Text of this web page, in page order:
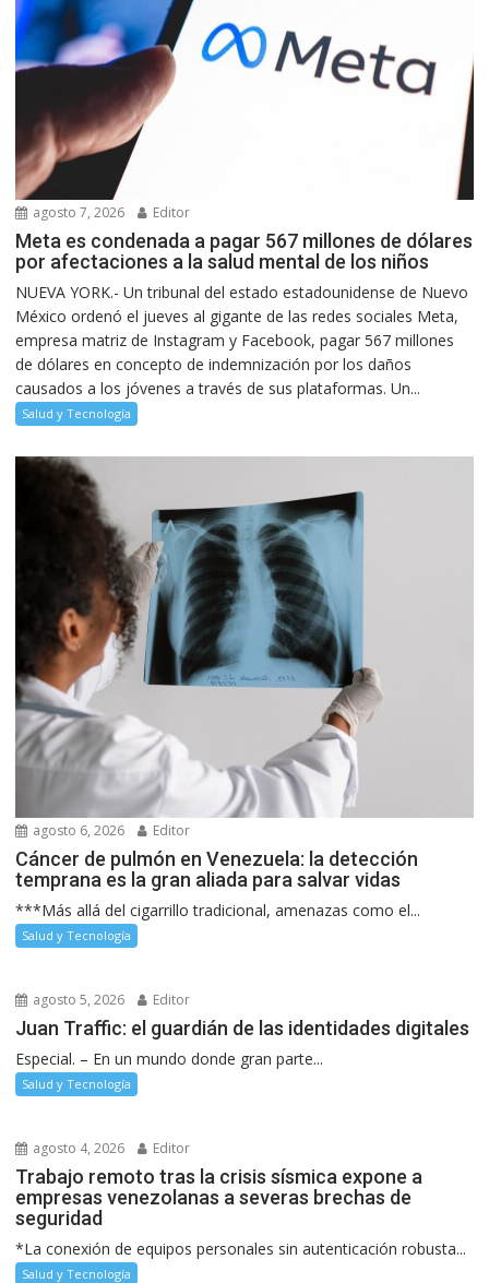
agosto 7, 2026 Editor
Meta es condenada a pagar 567 millones de dólares
por afectaciones a la salud mental de los niños
NUEVA YORK.- Un tribunal del estado estadounidense de Nuevo
México ordenó el jueves al gigante de las redes sociales Meta,
empresa matriz de Instagram y Facebook, pagar 567 millones
de dólares en concepto de indemnización por los daños
causados a los jóvenes a través de sus plataformas. Un...
Salud y Tecnología
agosto 6, 2026 Editor
Cáncer de pulmón en Venezuela: la detección
temprana es la gran aliada para salvar vidas
***Más allá del cigarrillo tradicional, amenazas como el...
Salud y Tecnología
agosto 5, 2026 Editor
Juan Traffic: el guardián de las identidades digitales
Especial. – En un mundo donde gran parte...
Salud y Tecnología
agosto 4, 2026 Editor
Trabajo remoto tras la crisis sísmica expone a
empresas venezolanas a severas brechas de
seguridad
*La conexión de equipos personales sin autenticación robusta...
Salud y Tecnología